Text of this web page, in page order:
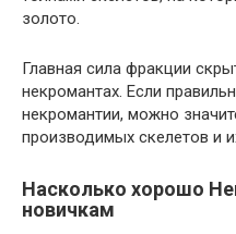
золото.
Главная сила фракции
некромантах. Если
некромантии, можно
производимых скелетов и
Насколько хорошо
новичкам